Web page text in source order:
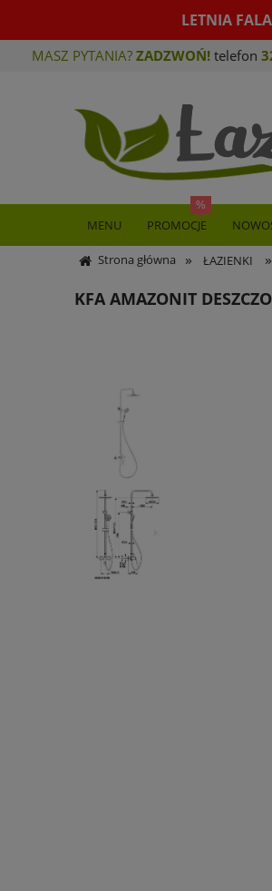
LETNIA
MASZ PYTANIA? ZADZWOŃ! telefon
MENU PROMOCJE
Strona główna » ŁAZIENKI »
KFA AMAZONIT